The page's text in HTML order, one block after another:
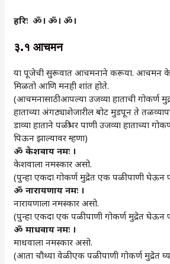
हरिः ॐ। ॐ। ॐ।
३.१आचमन
या पूजेची सुरूवात आचमनाने करूया. आचमन
मिळतो आणि मनही शांत होते.
(आचमनासाठी आपल्या उजव्या हाताची गोकर्ण
हाताच्या अंगठ्याशेजारील बोट मुडपून ते
डाव्या हाताने पळीभर पाणी उजव्या हाताच्या
पिऊन झाल्यावर म्हणा)
ॐ केशवाय नमः ।
केशवाला नमस्कार असो.
(पुन्हा एकदा गोकर्ण मुद्रेत एक पळी पाणी घेऊन
ॐ नारायणाय नमः ।
नारायणाला नमस्कार असो.
(पुन्हा एकदा एक पळी पाणी गोकर्ण मुद्रेत घेऊन
ॐ माधवाय नमः ।
माधवाला नमस्कार असो.
(आता चौथ्या वेळी एक पळी पाणी गोकर्ण मुद्रेत